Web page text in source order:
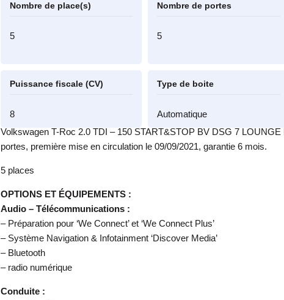
Nombre de place(s)
5
Nombre de portes
5
Puissance fiscale (CV)
8
Type de boite
Automatique
Volkswagen T-Roc 2.0 TDI – 150 START&STOP BV DSG 7
portes, première mise en circulation le 09/09/2021, garantie 6 mois.
5 places
OPTIONS ET ÉQUIPEMENTS :
Audio – Télécommunications :
– Préparation pour ‘We Connect’ et ‘We Connect Plus’
– Système Navigation & Infotainment ‘Discover Media’
– Bluetooth
– radio numérique
Conduite :